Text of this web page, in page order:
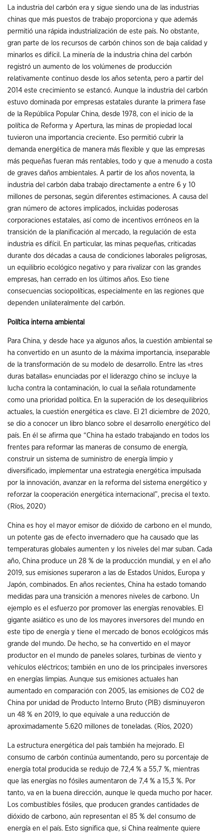
La industria del carbón era y sigue siendo una de las industrias
chinas que más puestos de trabajo proporciona y que además
permitió una rápida industrialización de este país. No obstante,
gran parte de los recursos de carbón chinos son de baja calidad y
minarlos es difícil. La minería de la industria china del carbón
registró un aumento de los volúmenes de producción
relativamente continuo desde los años setenta, pero a partir del
2014 este crecimiento se estancó. Aunque la industria del carbón
estuvo dominada por empresas estatales durante la primera fase
de la República Popular China, desde 1978, con el inicio de la
política de Reforma y Apertura, las minas de propiedad local
tuvieron una importancia creciente. Eso permitió cubrir la
demanda energética de manera más flexible y que las empresas
más pequeñas fueran más rentables, todo y que a menudo a costa
de graves daños ambientales. A partir de los años noventa, la
industria del carbón daba trabajo directamente a entre 6 y 10
millones de personas, según diferentes estimaciones. A causa del
gran número de actores implicados, incluidas poderosas
corporaciones estatales, así como de incentivos erróneos en la
transición de la planificación al mercado, la regulación de esta
industria es difícil. En particular, las minas pequeñas, criticadas
durante dos décadas a causa de condiciones laborales peligrosas,
un equilibrio ecológico negativo y para rivalizar con las grandes
empresas, han cerrado en los últimos años. Eso tiene
consecuencias sociopolíticas, especialmente en las regiones que
dependen unilateralmente del carbón.
Política interna ambiental
Para China, y desde hace ya algunos años, la cuestión ambiental se
ha convertido en un asunto de la máxima importancia, inseparable
de la transformación de su modelo de desarrollo. Entre las «tres
duras batallas» enunciadas por el liderazgo chino se incluye la
lucha contra la contaminación, lo cual la señala rotundamente
como una prioridad política. En la superación de los desequilibrios
actuales, la cuestión energética es clave. El 21 diciembre de 2020,
se dio a conocer un libro blanco sobre el desarrollo energético del
país. En él se afirma que “China ha estado trabajando en todos los
frentes para reformar las maneras de consumo de energía,
construir un sistema de suministro de energía limpio y
diversificado, implementar una estrategia energética impulsada
por la innovación, avanzar en la reforma del sistema energético y
reforzar la cooperación energética internacional”, precisa el texto.
(Ríos, 2020)
China es hoy el mayor emisor de dióxido de carbono en el mundo,
un potente gas de efecto invernadero que ha causado que las
temperaturas globales aumenten y los niveles del mar suban. Cada
año, China produce un 28 % de la producción mundial, y en el año
2019, sus emisiones superaron a las de Estados Unidos, Europa y
Japón, combinados. En años recientes, China ha estado tomando
medidas para una transición a menores niveles de carbono. Un
ejemplo es el esfuerzo por promover las energías renovables. El
gigante asiático es uno de los mayores inversores del mundo en
este tipo de energía y tiene el mercado de bonos ecológicos más
grande del mundo. De hecho, se ha convertido en el mayor
productor en el mundo de paneles solares, turbinas de viento y
vehículos eléctricos; también en uno de los principales inversores
en energías limpias. Aunque sus emisiones actuales han
aumentado en comparación con 2005, las emisiones de CO2 de
China por unidad de Producto Interno Bruto (PIB) disminuyeron
un 48 % en 2019, lo que equivale a una reducción de
aproximadamente 5.620 millones de toneladas. (Ríos, 2020)
La estructura energética del país también ha mejorado. El
consumo de carbón continúa aumentando, pero su porcentaje de
energía total producida se redujo de 72,4 % a 55,7 %, mientras
que las energías no fósiles aumentaron de 7,4 % a 15,3 %. Por
tanto, va en la buena dirección, aunque le queda mucho por hacer.
Los combustibles fósiles, que producen grandes cantidades de
dióxido de carbono, aún representan el 85 % del consumo de
energía en el país. Esto significa que, si China realmente quiere